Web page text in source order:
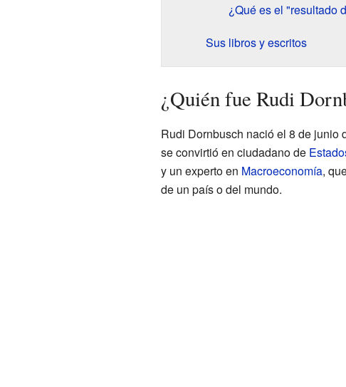
¿Qué es el "resultado
Sus libros y escritos
¿Quién fue Rudi
Rudi Dornbusch nació el 8 de junio
se convirtió en ciudadano de
y un experto en Macroeconomía,
de un país o del mundo.